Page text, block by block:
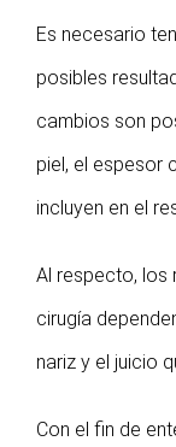
Es necesario
posibles
cambios son
piel, el espesor
incluyen en el
Al respecto, los
cirugía
nariz y el juicio
Con el fin de